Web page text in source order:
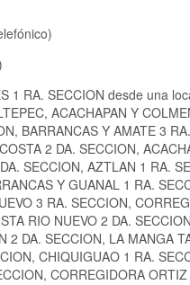
1 RA. SECCION desde una
ACACHAPAN Y
BARRANCAS Y AMATE 3
2 DA. SECCION,
SECCION, AZTLAN 1 RA.
Y GUANAL 1 RA.
3 RA. SECCION,
RIO NUEVO 2 DA.
2 DA. SECCION, LA MANGA
CHIQUIGUAO 1 RA.
CORREGIDORA